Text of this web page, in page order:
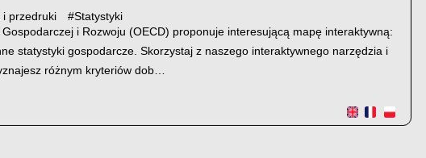
i przedruki #Statystyki
i Rozwoju (OECD) proponuje interesującą mapę interaktywną:
statystyki gospodarcze. Skorzystaj z naszego interaktywnego narzędzia i
różnym kryteriów dob…